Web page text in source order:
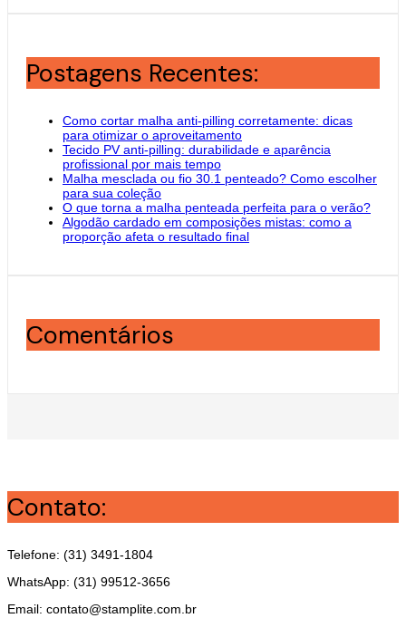
Postagens Recentes:
Como cortar malha anti-pilling corretamente: dicas
para otimizar o aproveitamento
Tecido PV anti-pilling: durabilidade e aparência
profissional por mais tempo
Malha mesclada ou fio 30.1 penteado? Como escolher
para sua coleção
O que torna a malha penteada perfeita para o verão?
Algodão cardado em composições mistas: como a
proporção afeta o resultado final
Comentários
Contato:
Telefone: (31) 3491-1804
WhatsApp: (31) 99512-3656
Email: contato@stamplite.com.br